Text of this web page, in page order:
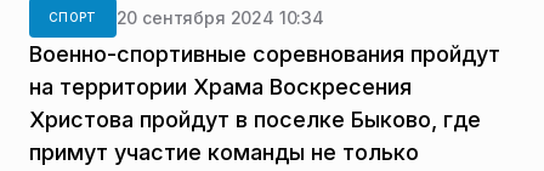
СПОРТ 20 сентября 2024 10:34
Военно-спортивные соревнования пройдут
на территории Храма Воскресения
Христова пройдут в поселке Быково, где
примут участие команды не только